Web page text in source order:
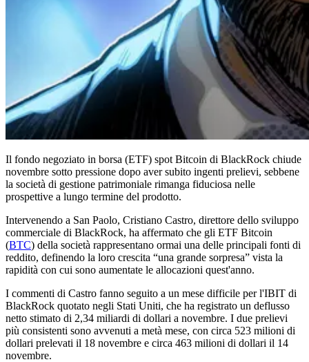
Il fondo negoziato in borsa (ETF) spot Bitcoin di BlackRock chiude
novembre sotto pressione dopo aver subito ingenti prelievi, sebbene
la società di gestione patrimoniale rimanga fiduciosa nelle
prospettive a lungo termine del prodotto.
Intervenendo a San Paolo, Cristiano Castro, direttore dello sviluppo
commerciale di BlackRock, ha affermato che gli ETF Bitcoin
(BTC) della società rappresentano ormai una delle principali fonti di
reddito, definendo la loro crescita “una grande sorpresa” vista la
rapidità con cui sono aumentate le allocazioni quest'anno.
I commenti di Castro fanno seguito a un mese difficile per l'IBIT di
BlackRock quotato negli Stati Uniti, che ha registrato un deflusso
netto stimato di 2,34 miliardi di dollari a novembre. I due prelievi
più consistenti sono avvenuti a metà mese, con circa 523 milioni di
dollari prelevati il 18 novembre e circa 463 milioni di dollari il 14
novembre.